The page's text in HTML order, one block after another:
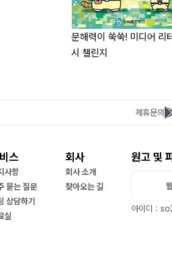
문해력이 쑥쑥! 미디어 리
시 챌린지
제휴문의
스
사항
묻는 질문
상담하기
실
회사
회사 소개
찾아오는 길
원고 및
아이디 :